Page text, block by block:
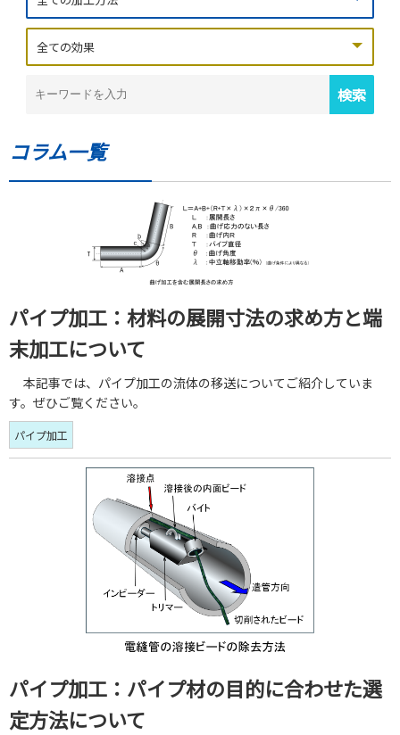
コラム一覧
パイプ加工：材料の展開寸法の求め方と端
末加工について
本記事では、パイプ加工の流体の移送についてご紹介していま
す。ぜひご覧ください。
パイプ加工
パイプ加工：パイプ材の目的に合わせた選
定方法について